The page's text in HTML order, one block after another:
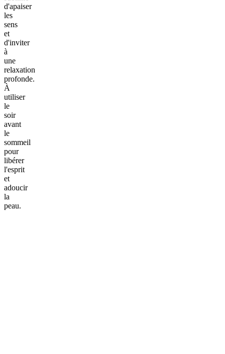
d'apaiser
les
sens
et
d'inviter
à
une
relaxation
profonde.
À
utiliser
le
soir
avant
le
sommeil
pour
libérer
l'esprit
et
adoucir
la
peau.